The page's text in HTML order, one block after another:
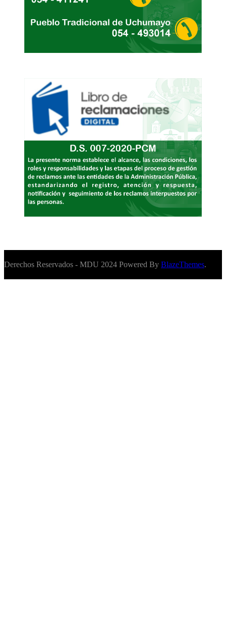
Derechos Reservados - MDU 2024 Powered By BlazeThemes.